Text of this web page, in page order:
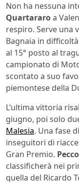
Non ha nessuna
Quartararoa
respiro. Serve una
Bagnaia in
al 15° posto al
campionato di
scontato a suo
piemontese della
L’ultima vittoria
giugno, poi solo
Malesia. Una fase
inseguitori di
Gran Premio.
classificherà nei
quella del Ricardo